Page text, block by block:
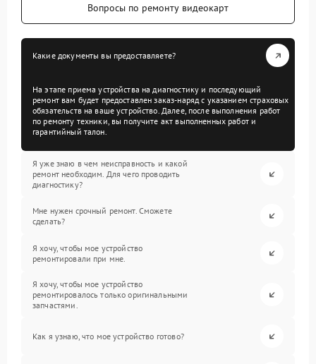
Вопросы по ремонту видеокарт
Какие документы вы предоставляете?
На этапе приема устройства на диагностику и последующий
ремонт вам будет предоставлен заказ-наряд с указанием страховых
обязательств на ваше устройство. Далее, после выполнения работ
по ремонту техники, вы получите акт выполненных работ и
гарантийный талон.
Я уже знаю в чем неисправность и какой
ремонт необходим. Для чего проводить
диагностику?
Мне нужен срочный ремонт. Сможете
сделать?
Я хочу, чтобы мое устройство
ремонтировали при мне.
Я хочу, чтобы мое устройство
ремонтировалось только оригинальными
запчастями.
Как я узнаю, что мое устройство готово?